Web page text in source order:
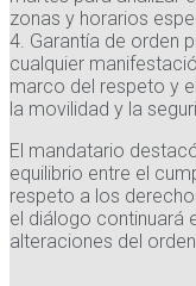
zonas y horarios
4. Garantía de orden
cualquier
marco del respeto y
la movilidad y la
El mandatario
equilibrio entre el
respeto a los
el diálogo continuará
alteraciones del